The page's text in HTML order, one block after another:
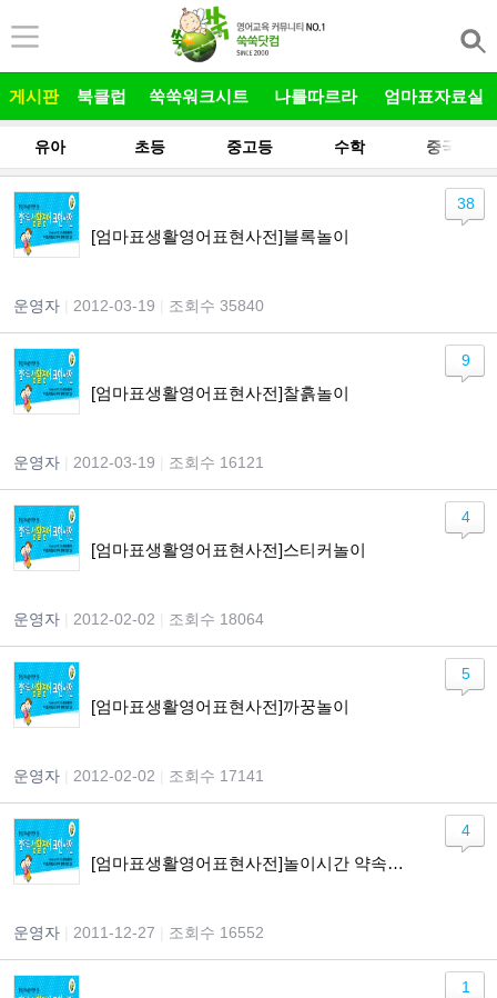
게시판 북클럽 쑥쑥워크시트 나를따르라 엄마표자료실
유아 초등 중고등 수학 중국어
[엄마표생활영어표현사전]블록놀이
운영자 2012-03-19 조회수 35840
38
[엄마표생활영어표현사전]찰흙놀이
운영자 2012-03-19 조회수 16121
9
[엄마표생활영어표현사전]스티커놀이
운영자 2012-02-02 조회수 18064
4
[엄마표생활영어표현사전]까꿍놀이
운영자 2012-02-02 조회수 17141
5
[엄마표생활영어표현사전]놀이시간 약속하기
운영자 2011-12-27 조회수 16552
4
1